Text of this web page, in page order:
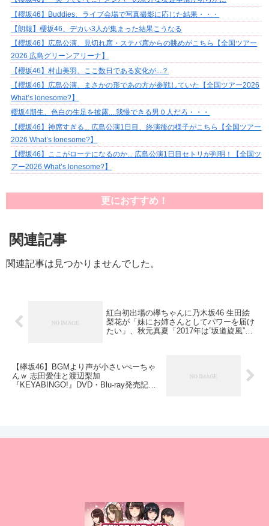
【櫻坂46】Buddies、ライブ会場で写真撮影に応じた結果・・・
【朗報】櫻坂46、デカい3人が集まった結果こうなる
【櫻坂46】広島公演、見切れ席・ステバ席からの眺めがこちら【全国ツアー
2026 広島グリーンアリーナ】
【櫻坂46】村山美羽、ここ数日である変化が...？
【櫻坂46】広島公演、まさかの形であの方が参戦していた【全国ツアー2026
What’s lonesome?】
櫻坂4期生、色白の生足を披露....我慢できる男０人だろ・・・
【櫻坂46】神席すぎる... 広島公演1日目、終演後の様子がこちら【全国ツアー
2026 What’s lonesome?】
【櫻坂46】ここがローテになるのか... 広島公演1日目セトリが判明！【全国ツ
アー2026 What’s lonesome?】
更におすすめ！
関連記事
関連記事は見つかりませんでした。
紅白初出場の欅ちゃんに乃木坂46 生田絵
梨花が「妹にお姉さんとしてパワーを届け
たい」、秋元真夏「2017年は”坂道旋風”を
【欅坂46】BGMより声が小さいぺーちゃ
んｗ 志田愛佳と渡辺梨加
『KEYABINGO!』DVD・Blu-ray発売記念